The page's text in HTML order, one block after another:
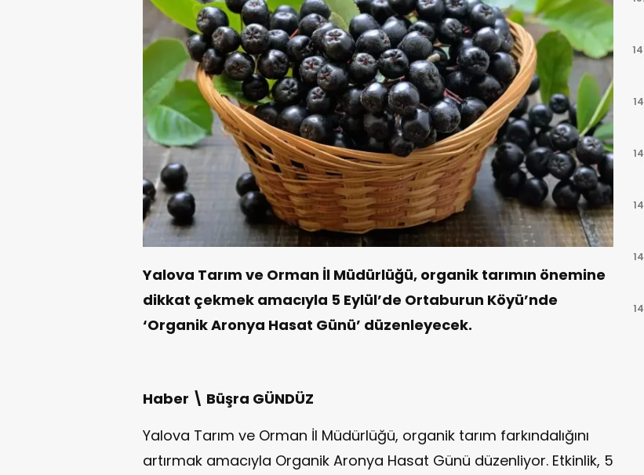
Yalova Tarım ve Orman İl Müdürlüğü, organik tarımın önemine
dikkat çekmek amacıyla 5 Eylül’de Ortaburun Köyü’nde
‘Organik Aronya Hasat Günü’ düzenleyecek.
Haber \ Büşra GÜNDÜZ
Yalova Tarım ve Orman İl Müdürlüğü, organik tarım farkındalığını
artırmak amacıyla Organik Aronya Hasat Günü düzenliyor. Etkinlik, 5